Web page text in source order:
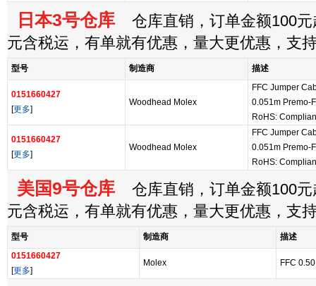
日本3号仓库 仓库直销，订单金额100元
元含税运，有单就有优惠，量大更优惠，支
型号 制造商 描述
0151660427
[更多]
Woodhead Molex
FFC Jumper
0.051m Premo-
RoHS:
0151660427
[更多]
Woodhead Molex
FFC Jumper
0.051m Premo-
RoHS:
美国9号仓库 仓库直销，订单金额100元
元含税运，有单就有优惠，量大更优惠，支
型号 制造商
描述
0151660427
[更多]
Molex FFC